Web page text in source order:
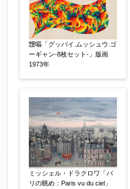
その他
絵の画面サイズ 【任意】
体裁 【任意】
額装
軸装
その他
サイン等の有無 【任意】
サイン有(自筆)
靉嘔「グッバイ.ムッシュウ.ゴ
ーギャン-8枚セット-」版画
1973年
ミッシェル・ドラクロワ「パ
リの眺め：Paris vu du ciel」